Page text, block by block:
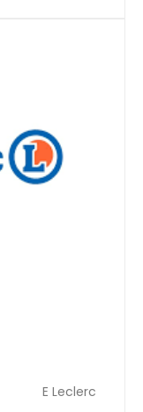
E Leclerc